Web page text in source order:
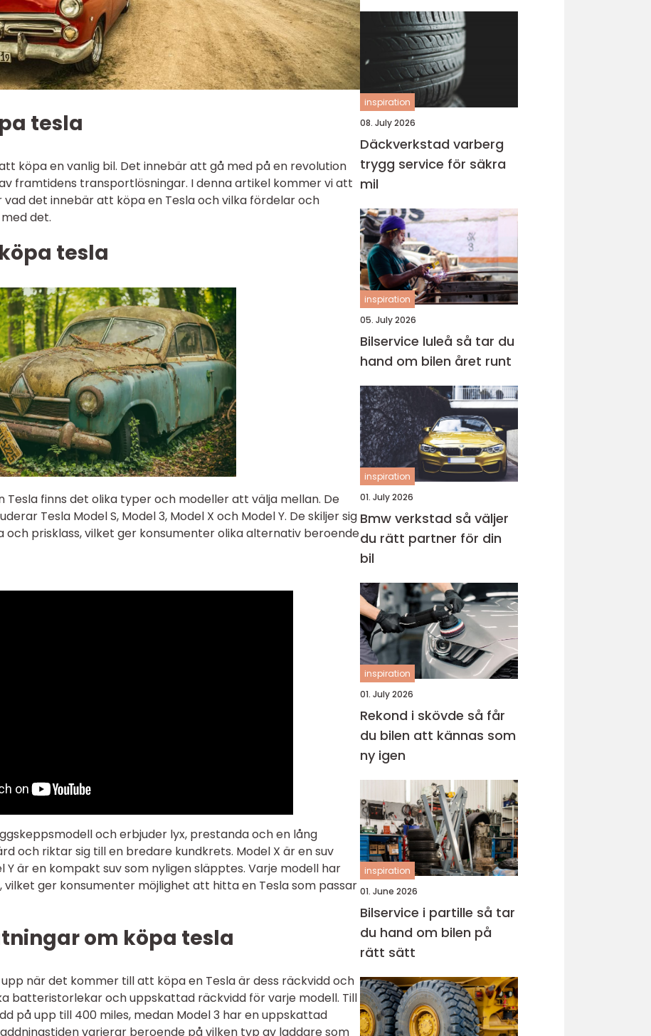
tesla
köpa en vanlig bil. Det innebär att gå med på en revolution
framtidens transportlösningar. I denna artikel kommer vi att
vad det innebär att köpa en Tesla och vilka fördelar och
det.
tesla
finns det olika typer och modeller att välja mellan. De
Tesla Model S, Model 3, Model X och Model Y. De skiljer sig
och prisklass, vilket ger konsumenter olika alternativ beroende
och erbjuder lyx, prestanda och en lång
och riktar sig till en bredare kundkrets. Model X är en suv
är en kompakt suv som nyligen släpptes. Varje modell har
ger konsumenter möjlighet att hitta en Tesla som passar
om köpa tesla
när det kommer till att köpa en Tesla är dess räckvidd och
batteristorlekar och uppskattad räckvidd för varje modell. Till
på upp till 400 miles, medan Model 3 har en uppskattad
varierar beroende på vilken typ av laddare som
inspiration
08. July 2026
Däckverkstad varberg
trygg service för säkra
mil
inspiration
05. July 2026
Bilservice luleå så tar du
hand om bilen året runt
inspiration
01. July 2026
Bmw verkstad så väljer
du rätt partner för din
bil
inspiration
01. July 2026
Rekond i skövde så får
du bilen att kännas som
ny igen
inspiration
01. June 2026
Bilservice i partille så tar
du hand om bilen på
rätt sätt